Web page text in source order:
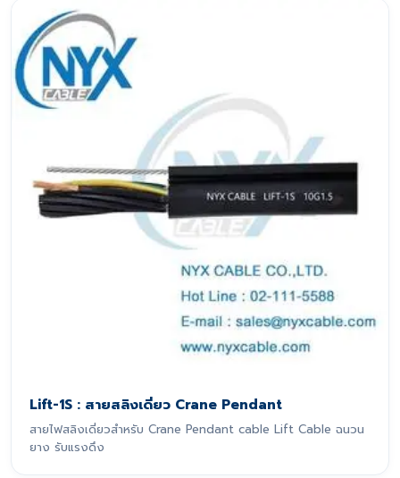
Lift-1S : สายสลิงเดี่ยว Crane Pendant
สายไฟสลิงเดี่ยวสำหรับ Crane Pendant cable Lift Cable ฉนวน
ยาง รับแรงดึง